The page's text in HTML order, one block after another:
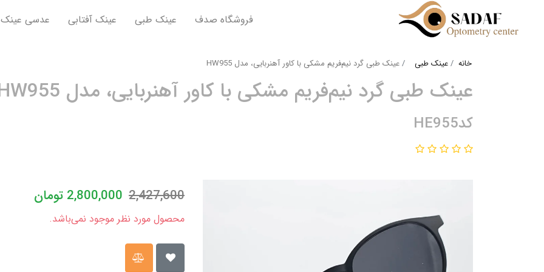
فروشگاه صدف عینک طبی عینک آفتابی عدسی عینک
خانه عینک طبی عینک طبی گرد نیم‌فریم مشکی با کاور آهنربایی، مدل HW955
عینک طبی گرد نیم‌فریم مشکی با کاور آهنربایی، مدل HW955
کدHE955
2,427,600
2,800,000 تومان
محصول مورد نظر موجود نمی‌باشد.